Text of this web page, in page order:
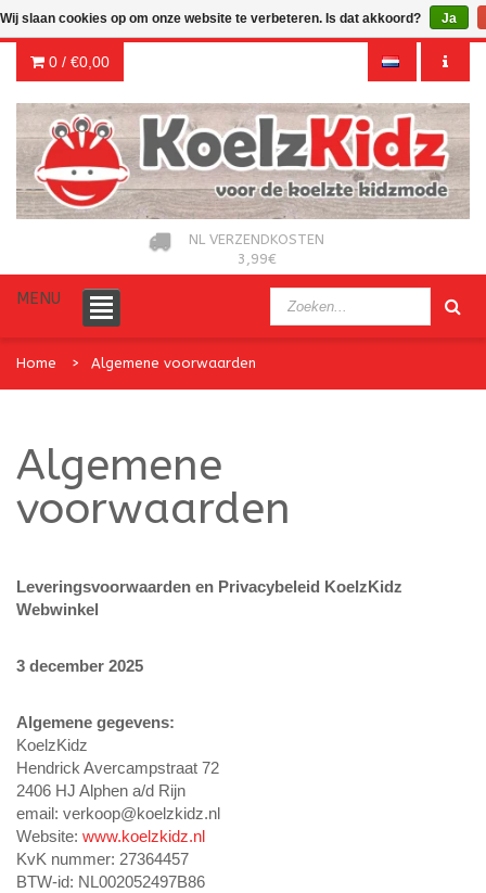
0 / €0,00
NL VERZENDKOSTEN
3,99€
MENU
Home Algemene voorwaarden
Algemene
voorwaarden
Leveringsvoorwaarden en Privacybeleid KoelzKidz
Webwinkel
3 december 2025
Algemene gegevens:
KoelzKidz
Hendrick Avercampstraat 72
2406 HJ Alphen a/d Rijn
email: verkoop@koelzkidz.nl
Website: www.koelzkidz.nl
KvK nummer: 27364457
BTW-id: NL002052497B86
Wij slaan cookies op om onze website te verbeteren. Is dat akkoord? Ja